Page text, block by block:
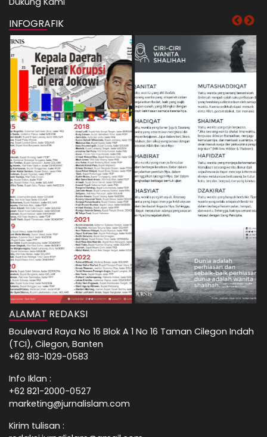
INFOGRAFIK
ALAMAT REDAKSI
Boulevard Raya No 16 Blok A 1 No 16 Taman Cilegon Indah
(TCI), Cilegon, Banten
+62 813-1029-0583
Info Iklan :
+62 821-2000-0527
marketing@jurnalislam.com
Kirim tulisan :